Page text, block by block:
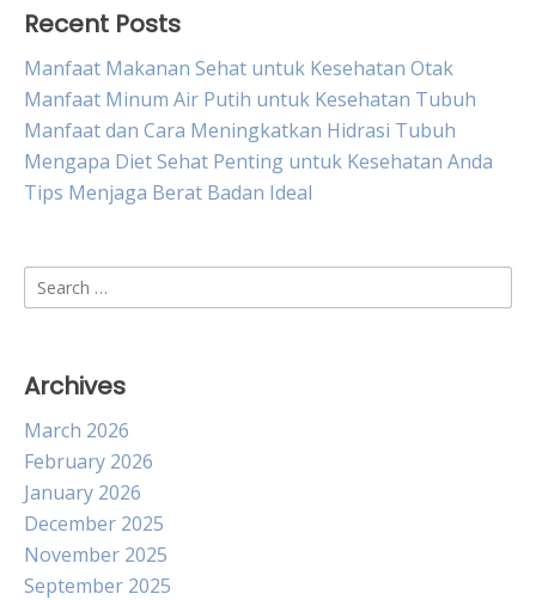
Recent Posts
Manfaat Makanan Sehat untuk Kesehatan Otak
Manfaat Minum Air Putih untuk Kesehatan Tubuh
Manfaat dan Cara Meningkatkan Hidrasi Tubuh
Mengapa Diet Sehat Penting untuk Kesehatan Anda
Tips Menjaga Berat Badan Ideal
Search
for:
Archives
March 2026
February 2026
January 2026
December 2025
November 2025
September 2025